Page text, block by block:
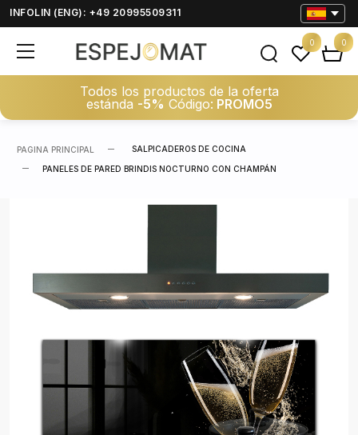
INFOLIN (ENG): +49 20995509311
Todos los productos de la oferta
estánda -5% Código: PROMO5
0 0
PAGINA PRINCIPAL SALPICADEROS DE COCINA
PANELES DE PARED BRINDIS NOCTURNO CON CHAMPÁN